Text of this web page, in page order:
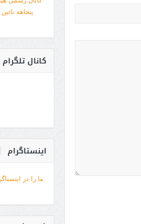
پنجاهه
کانال تلگرام
اینستاگرام
ما را در